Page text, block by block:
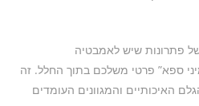
של פתרונות שיש לאמבטיה
ספא” פרטי משלכם בתוך החלל. זה
האיכותיים והמגוונים העומדים